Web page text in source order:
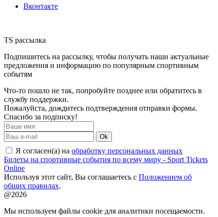
Вконтакте
TS рассылка
Подпишитесь на рассылку, чтобы получать наши актуальные
предложения и информацию по популярным спортивным
событям
Что-то пошло не так, попробуйте позднее или обратитесь в
службу поддержки.
Пожалуйста, дождитесь подтверждения отправки формы.
Спасибо за подписку!
Ok
Я согласен(а) на обработку персональных данных
Билеты на спортивные события по всему миру - Sport Tickets
Online
Используя этот сайт, Вы соглашаетесь с Положением об
общих правилах.
@2026
Мы используем файлы cookie для аналитики посещаемости.